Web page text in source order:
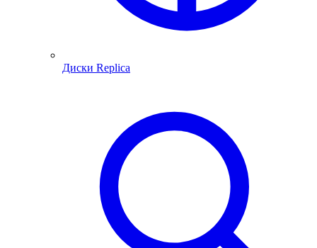
Диски Replica